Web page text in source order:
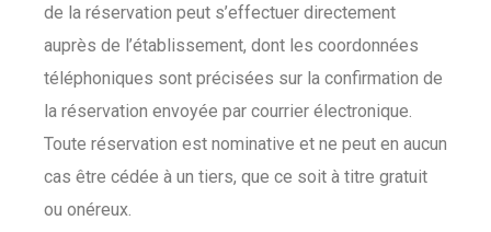
de la réservation peut s’effectuer directement
auprès de l’établissement, dont les coordonnées
téléphoniques sont précisées sur la confirmation de
la réservation envoyée par courrier électronique.
Toute réservation est nominative et ne peut en aucun
cas être cédée à un tiers, que ce soit à titre gratuit
ou onéreux.